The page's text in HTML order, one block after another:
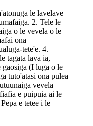
le lavelave
2. Tele le
o le vevela o le
ona
tete'e. 4.
tagata lava ia,
gaosiga (I luga o le
tuto'atasi ona pulea
vevela
e puipuia ai le
e tetee i le